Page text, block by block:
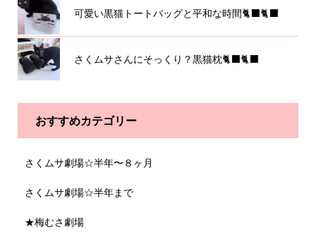
可愛い黒猫トートバッグと平和な時間🐈‍⬛🐈‍⬛
さくムサさんにそっくり？黒猫枕🐈‍⬛🐈‍⬛
おすすめカテゴリー
さくムサ劇場☆半年〜８ヶ月
さくムサ劇場☆半年まで
★梅むさ劇場